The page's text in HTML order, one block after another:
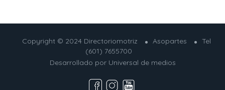
Copyright © 2024 Directoriomotriz Asopartes
Tel
(601) 7655700
Desarrollado por Universal de medios